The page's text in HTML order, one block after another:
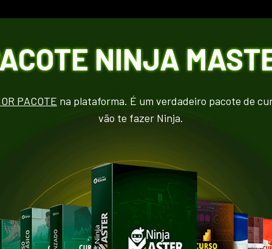
NINJA
PACOTE na plataforma. É um verdadeiro pacote de
vão te fazer Ninja.